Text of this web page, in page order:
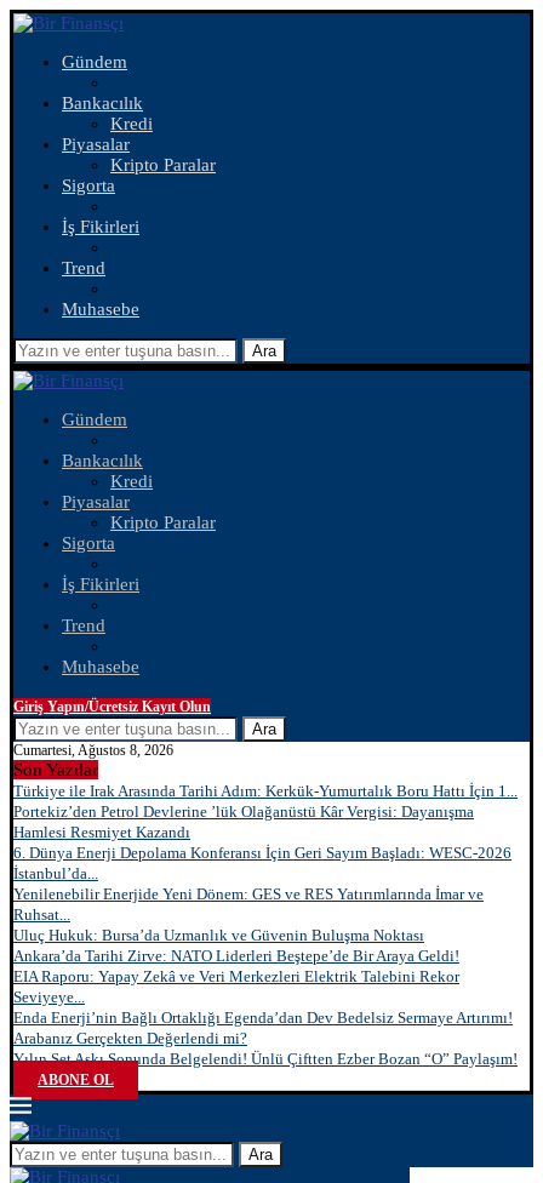
Gündem
Bankacılık
Kredi
Piyasalar
Kripto Paralar
Sigorta
İş Fikirleri
Trend
Muhasebe
Ara
Gündem
Bankacılık
Kredi
Piyasalar
Kripto Paralar
Sigorta
İş Fikirleri
Trend
Muhasebe
Giriş Yapın/Ücretsiz Kayıt Olun
Ara
Cumartesi, Ağustos 8, 2026
Son Yazılar
Türkiye ile Irak Arasında Tarihi Adım: Kerkük-Yumurtalık Boru Hattı İçin 1...
Portekiz’den Petrol Devlerine ’lük Olağanüstü Kâr Vergisi: Dayanışma
Hamlesi Resmiyet Kazandı
6. Dünya Enerji Depolama Konferansı İçin Geri Sayım Başladı: WESC-2026
İstanbul’da...
Yenilenebilir Enerjide Yeni Dönem: GES ve RES Yatırımlarında İmar ve
Ruhsat...
Uluç Hukuk: Bursa’da Uzmanlık ve Güvenin Buluşma Noktası
Ankara’da Tarihi Zirve: NATO Liderleri Beştepe’de Bir Araya Geldi!
EIA Raporu: Yapay Zekâ ve Veri Merkezleri Elektrik Talebini Rekor
Seviyeye...
Enda Enerji’nin Bağlı Ortaklığı Egenda’dan Dev Bedelsiz Sermaye Artırımı!
Arabanız Gerçekten Değerlendi mi?
Yılın Set Aşkı Sonunda Belgelendi! Ünlü Çiftten Ezber Bozan “O” Paylaşım!
ABONE OL
Ara